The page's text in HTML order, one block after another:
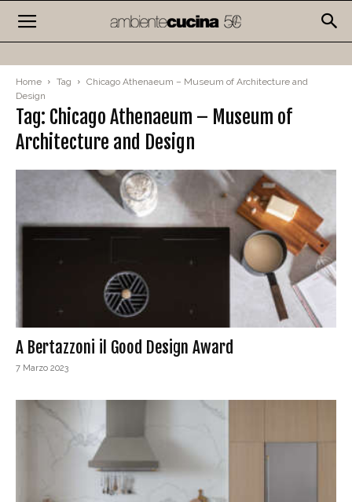
Home Tag
Chicago Athenaeum – Museum of Architecture and
Design
Tag: Chicago Athenaeum – Museum of
Architecture and Design
A Bertazzoni il Good Design Award
7 Marzo 2023